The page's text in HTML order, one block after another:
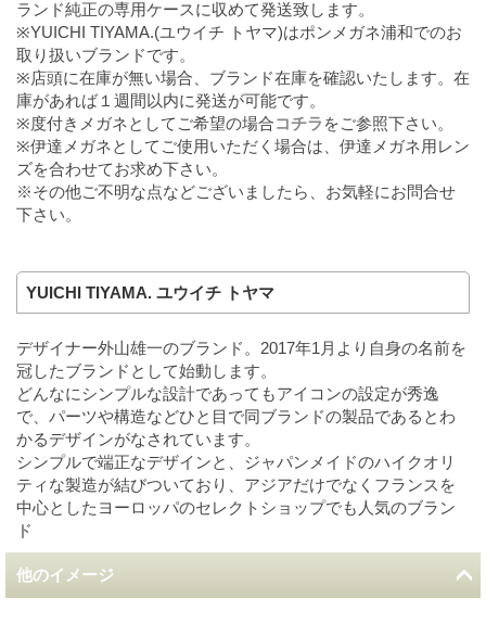
ランド純正の専用ケースに収めて発送致します。
※YUICHI TIYAMA.(ユウイチ トヤマ)はポンメガネ浦和でのお
取り扱いブランドです。
※店頭に在庫が無い場合、ブランド在庫を確認いたします。在
庫があれば１週間以内に発送が可能です。
※度付きメガネとしてご希望の場合コチラ をご参照下さい。
※伊達メガネとしてご使用いただく場合は、伊達メガネ用レン
ズを合わせてお求め下さい。
※その他ご不明な点などございましたら、お気軽にお問合せ
下さい。
YUICHI TIYAMA. ユウイチ トヤマ
デザイナー外山雄一のブランド。2017年1月より自身の名前を
冠したブランドとして始動します。
どんなにシンプルな設計であってもアイコンの設定が秀逸
で、パーツや構造などひと目で同ブランドの製品であるとわ
かるデザインがなされています。
シンプルで端正なデザインと、ジャパンメイドのハイクオリ
ティな製造が結びついており、アジアだけでなくフランスを
中心としたヨーロッパのセレクトショップでも人気のブラン
ド
他のイメージ